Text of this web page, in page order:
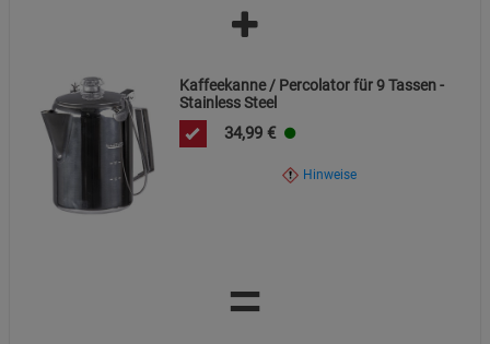
Kaffeekanne / Percolator für 9 Tassen -
Stainless Steel
34,99 €
Hinweise
=